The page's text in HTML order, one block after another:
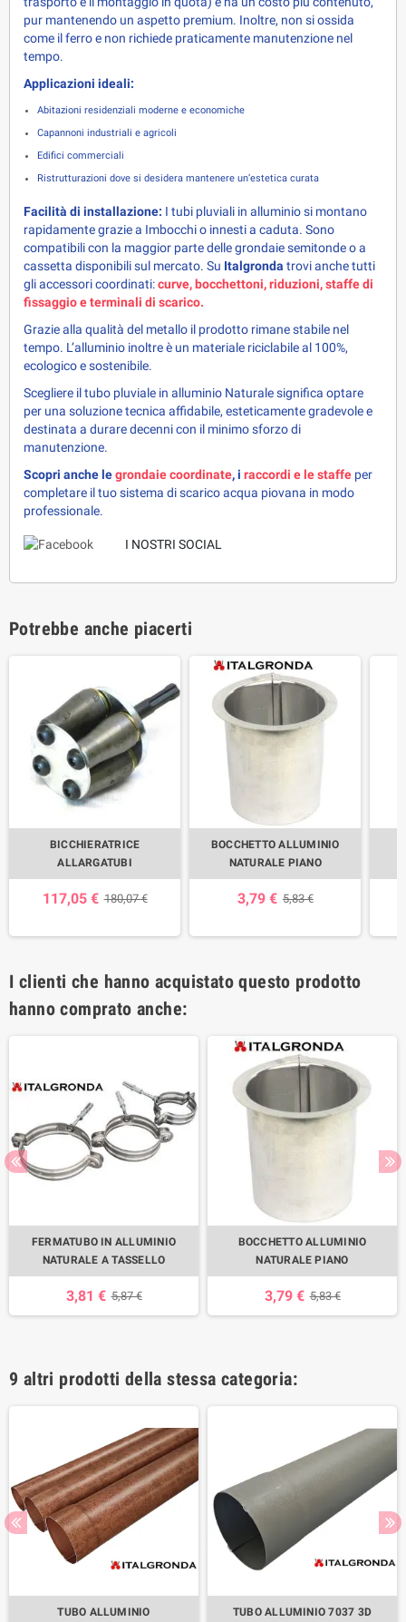
pur mantenendo un aspetto premium. Inoltre, non si ossida
come il ferro e non richiede praticamente manutenzione nel
tempo.
Applicazioni ideali:
Abitazioni residenziali moderne e economiche
Capannoni industriali e agricoli
Edifici commerciali
Ristrutturazioni dove si desidera mantenere un’estetica curata
Facilità di installazione: I tubi pluviali in alluminio si montano
rapidamente grazie a Imbocchi o innesti a caduta. Sono
compatibili con la maggior parte delle grondaie semitonde o a
cassetta disponibili sul mercato. Su Italgronda trovi anche tutti
gli accessori coordinati: curve, bocchettoni, riduzioni, staffe di
fissaggio e terminali di scarico.
Grazie alla qualità del metallo il prodotto rimane stabile nel
tempo. L’alluminio inoltre è un materiale riciclabile al 100%,
ecologico e sostenibile.
Scegliere il tubo pluviale in alluminio Naturale significa optare
per una soluzione tecnica affidabile, esteticamente gradevole e
destinata a durare decenni con il minimo sforzo di
manutenzione.
Scopri anche le grondaie coordinate, i raccordi e le staffe per
completare il tuo sistema di scarico acqua piovana in modo
professionale.
I NOSTRI SOCIAL
Potrebbe anche piacerti
BICCHIERATRICE
ALLARGATUBI
117,05 € 180,07 €
BOCCHETTO ALLUMINIO
NATURALE PIANO
3,79 € 5,83 €
I clienti che hanno acquistato questo prodotto
hanno comprato anche:
FERMATUBO IN ALLUMINIO
NATURALE A TASSELLO
3,81 € 5,87 €
BOCCHETTO ALLUMINIO
NATURALE PIANO
3,79 € 5,83 €
9 altri prodotti della stessa categoria:
TUBO ALLUMINIO
TUBO ALLUMINIO 7037 3D